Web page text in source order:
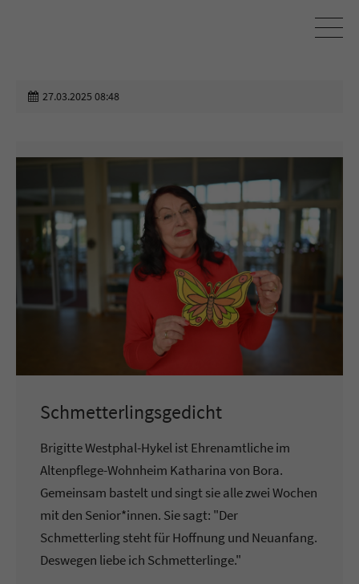
27.03.2025 08:48
Schmetterlingsgedicht
Brigitte Westphal-Hykel ist Ehrenamtliche im
Altenpflege-Wohnheim Katharina von Bora.
Gemeinsam bastelt und singt sie alle zwei Wochen
mit den Senior*innen. Sie sagt: "Der
Schmetterling steht für Hoffnung und Neuanfang.
Deswegen liebe ich Schmetterlinge."